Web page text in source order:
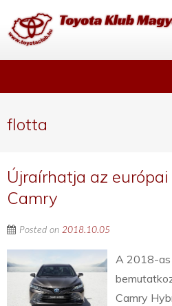
flotta
Újraírhatja az
Camry
Posted on 2018.10.05
A 2018-as
Camry